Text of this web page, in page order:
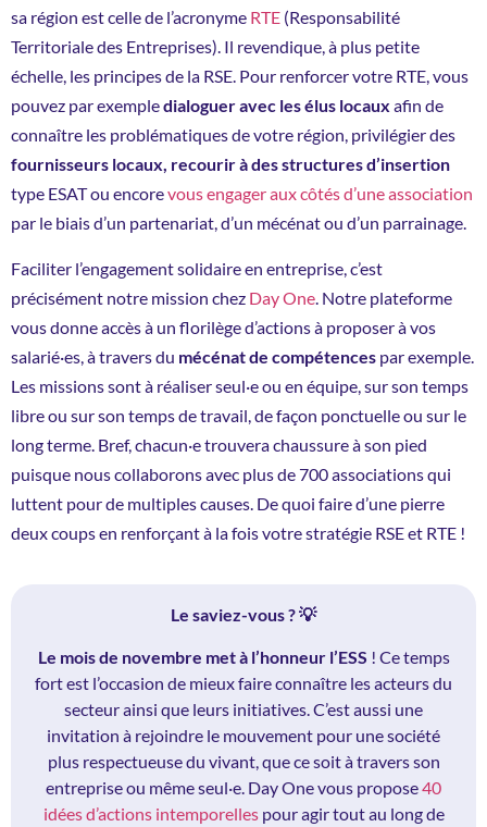
sa région est celle de l’acronyme RTE (Responsabilité
Territoriale des Entreprises). Il revendique, à plus petite
échelle, les principes de la RSE. Pour renforcer votre RTE, vous
pouvez par exempledialoguer avec les élus locaux afin de
connaître les problématiques de votre région, privilégier des
fournisseurs locaux, recourir à des structures d’insertion
type ESAT ou encorevous engager aux côtés d’une association
par le biais d’un partenariat, d’un mécénat ou d’un parrainage.
Faciliter l’engagement solidaire en entreprise, c’est
précisément notre mission chez Day One. Notre plateforme
vous donne accès à un florilège d’actions à proposer à vos
salarié·es, à travers du mécénat de compétences par exemple.
Les missions sont à réaliser seul·e ou en équipe, sur son temps
libre ou sur son temps de travail, de façon ponctuelle ou sur le
long terme. Bref, chacun·e trouvera chaussure à son pied
puisque nous collaborons avec plus de 700 associations qui
luttent pour de multiples causes. De quoi faire d’une pierre
deux coups en renforçant à la fois votre stratégie RSE et RTE !
Le saviez-vous ? 💡
Le mois de novembre met à l’honneur l’ESS ! Ce temps
fort est l’occasion de mieux faire connaître les acteurs du
secteur ainsi que leurs initiatives. C’est aussi une
invitation à rejoindre le mouvement pour une société
plus respectueuse du vivant, que ce soit à travers son
entreprise ou même seul·e. Day One vous propose40
idées d’actions intemporellespour agir tout au long de